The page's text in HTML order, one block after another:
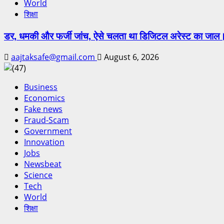
World
शिक्षा
डर, धमकी और फर्जी जांच, ऐसे चलता था डिजिटल अरेस्ट का
aajtaksafe@gmail.com August 6, 2026
Business
Economics
Fake news
Fraud-Scam
Government
Innovation
Jobs
Newsbeat
Science
Tech
World
शिक्षा